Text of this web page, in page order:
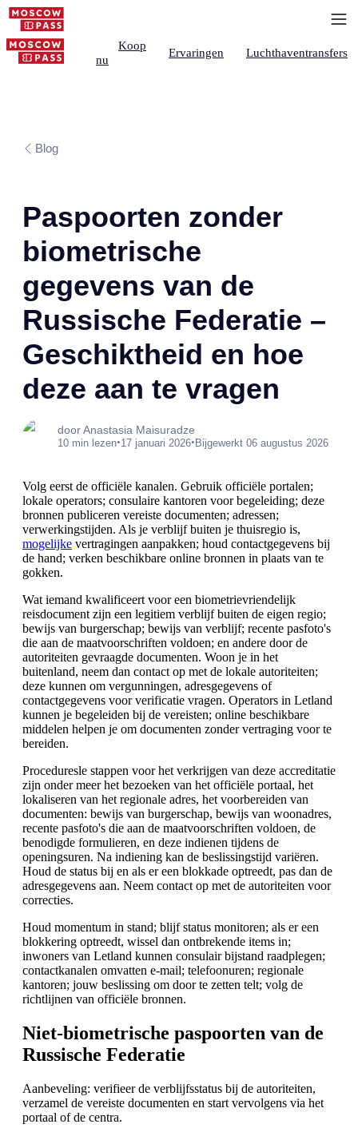
Koop
nu
Ervaringen Luchthaventransfers
Blog
Paspoorten zonder
biometrische
gegevens van de
Russische Federatie –
Geschiktheid en hoe
deze aan te vragen
door Anastasia Maisuradze
10 min lezen•17 januari 2026•Bijgewerkt 06 augustus 2026
Volg eerst de officiële kanalen. Gebruik officiële portalen;
lokale operators; consulaire kantoren voor begeleiding; deze
bronnen publiceren vereiste documenten; adressen;
verwerkingstijden. Als je verblijf buiten je thuisregio is,
mogelijke vertragingen aanpakken; houd contactgegevens bij
de hand; verken beschikbare online bronnen in plaats van te
gokken.
Wat iemand kwalificeert voor een biometrievriendelijk
reisdocument zijn een legitiem verblijf buiten de eigen regio;
bewijs van burgerschap; bewijs van verblijf; recente pasfoto's
die aan de maatvoorschriften voldoen; en andere door de
autoriteiten gevraagde documenten. Woon je in het
buitenland, neem dan contact op met de lokale autoriteiten;
deze kunnen om vergunningen, adresgegevens of
contactgegevens voor verificatie vragen. Operators in Letland
kunnen je begeleiden bij de vereisten; online beschikbare
middelen helpen je om documenten zonder vertraging voor te
bereiden.
Proceduresle stappen voor het verkrijgen van deze accreditatie
zijn onder meer het bezoeken van het officiële portaal, het
lokaliseren van het regionale adres, het voorbereiden van
documenten: bewijs van burgerschap, bewijs van woonadres,
recente pasfoto's die aan de maatvoorschriften voldoen, de
benodigde formulieren, en deze indienen tijdens de
openingsuren. Na indiening kan de beslissingstijd variëren.
Houd de status bij en als er een blokkade optreedt, pas dan de
adresgegevens aan. Neem contact op met de autoriteiten voor
correcties.
Houd momentum in stand; blijf status monitoren; als er een
blokkering optreedt, wissel dan ontbrekende items in;
inwoners van Letland kunnen consulair bijstand raadplegen;
contactkanalen omvatten e-mail; telefoonuren; regionale
kantoren; jouw beslissing om door te zetten telt; volg de
richtlijnen van officiële bronnen.
Niet-biometrische paspoorten van de
Russische Federatie
Aanbeveling: verifieer de verblijfsstatus bij de autoriteiten,
verzamel de vereiste documenten en start vervolgens via het
portaal of de centra.